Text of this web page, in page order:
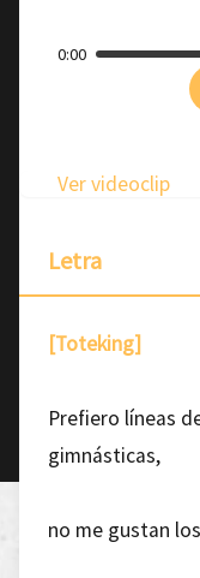
0:00
Ver videoclip
Letra
[Toteking]
Prefiero líneas
gimnásticas,
no me gustan